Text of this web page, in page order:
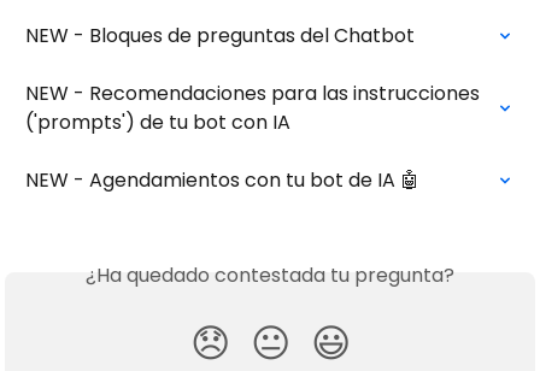
NEW - Bloques de preguntas del Chatbot
NEW - Recomendaciones para las instrucciones
('prompts') de tu bot con IA
NEW - Agendamientos con tu bot de IA 🤖
¿Ha quedado contestada tu pregunta?
😞 😐 😃